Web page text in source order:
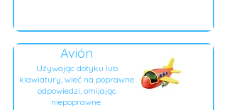
Avión
Używając dotyku lub
klawiatury, wleć na poprawne
odpowiedzi, omijając
niepoprawne.